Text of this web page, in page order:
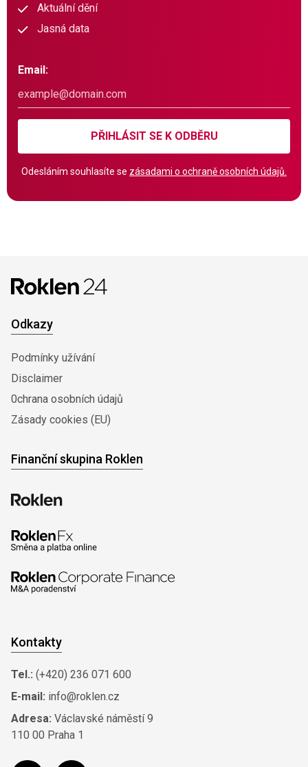
Aktuální dění
Jasná data
Email:
PŘIHLÁSIT SE K ODBĚRU
Odesláním souhlasíte se zásadami o ochraně osobních údajů.
Odkazy
Podmínky užívání
Disclaimer
0chrana osobních údajů
Zásady cookies (EU)
Finanční skupina Roklen
Kontakty
Tel.: (+420) 236 071 600
E-mail: info@roklen.cz
Adresa: Václavské náměstí 9
110 00 Praha 1